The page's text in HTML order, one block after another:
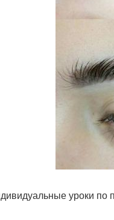
уроки